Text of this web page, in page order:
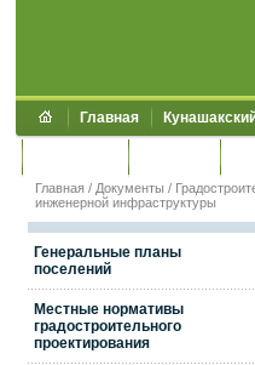
Главная
Главная / Документы /
инженерной инфраструктуры
Генеральные планы
поселений
Местные нормативы
градостроительного
проектирования